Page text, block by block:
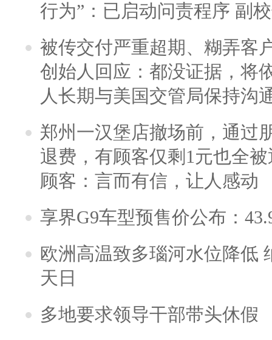
行为”：已启动问责程序 副
被传交付严重超期、糊弄客
创始人回应：都没证据，将
人长期与美国交管局保持沟
郑州一汉堡店撤场前，通过
退费，有顾客仅剩1元也全
顾客：言而有信，让人感动
享界G9车型预售价公布：
欧洲高温致多瑙河水位降低
天日
多地要求领导干部带头休假